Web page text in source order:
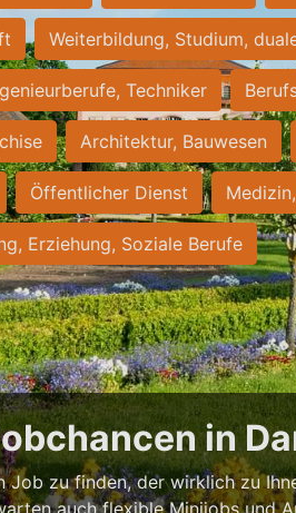
Weiterbildung, Studium,
Techniker
Architektur, Bauwesen
Öffentlicher Dienst
Erziehung, Soziale Berufe
in
Job zu finden, der wirklich zu